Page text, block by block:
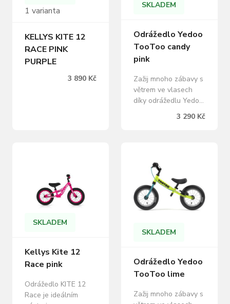
1 varianta
KELLYS KITE 12
RACE PINK
PURPLE
3 890 Kč
SKLADEM
Odrážedlo Yedoo
TooToo candy
pink
Zažij mnoho zábavy s
větrem ve vlasech
díky odrážedlu Yedoo
TooToo se zadní
brzdou. Ideální
TooToo naučí děti
držet rovnováhu,
orientovat se v
prostoru a správně
odhadovat
všimly, zdolají větší
3 290 Kč
SKLADEM
Kellys Kite 12
Race pink
Odrážedlo KITE 12
Race je ideálním
SKLADEM
Odrážedlo Yedoo
TooToo lime
Zažij mnoho zábavy s